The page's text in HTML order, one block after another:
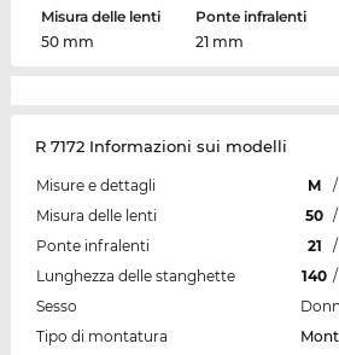
Misura delle lenti
50 mm
Ponte infralenti
21 mm
R 7172 Informazioni sui modelli
Misure e dettagli M /
Misura delle lenti
50 /
Ponte infralenti
21 /
Lunghezza delle stanghette
140 /
Sesso
Tipo di montatura